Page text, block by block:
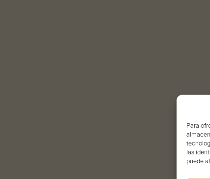
Para
las
puede